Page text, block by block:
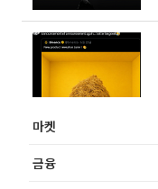
마켓
금융